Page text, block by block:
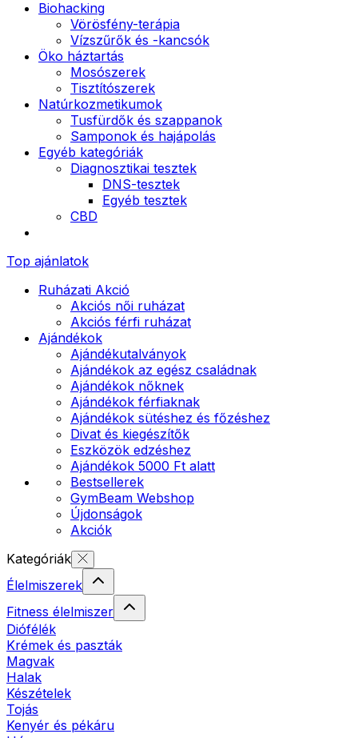
Biohacking
Vörösfény-terápia
Vízszűrők és -kancsók
Öko háztartás
Mosószerek
Tisztítószerek
Natúrkozmetikumok
Tusfürdők és szappanok
Samponok és hajápolás
Egyéb kategóriák
Diagnosztikai tesztek
DNS-tesztek
Egyéb tesztek
CBD
Top ajánlatok
Ruházati Akció
Akciós női ruházat
Akciós férfi ruházat
Ajándékok
Ajándékutalványok
Ajándékok az egész családnak
Ajándékok nőknek
Ajándékok férfiaknak
Ajándékok sütéshez és főzéshez
Divat és kiegészítők
Eszközök edzéshez
Ajándékok 5000 Ft alatt
Bestsellerek
GymBeam Webshop
Újdonságok
Akciók
Kategóriák
Élelmiszerek
Fitness élelmiszer
Diófélék
Krémek és paszták
Magvak
Halak
Készételek
Tojás
Kenyér és pékáru